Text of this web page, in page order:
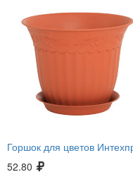
Горшок для цветов
52.80